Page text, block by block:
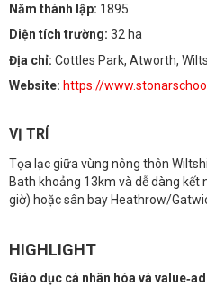
Năm thành lập: 1895
Diện tích trường: 32 ha
Địa chỉ: Cottles Park, Atworth,
Website: https://
VỊ TRÍ
Tọa lạc giữa vùng nông thôn
Bath khoảng 13km và dễ dàng kết
giờ) hoặc sân bay Heathrow/
HIGHLIGHT
Giáo dục cá nhân hóa và